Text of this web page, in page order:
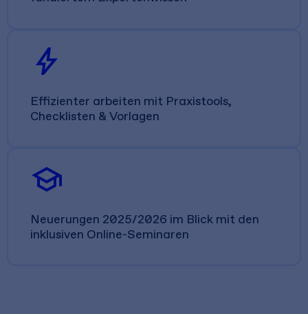
bolt
Effizienter arbeiten mit Praxistools,
Checklisten & Vorlagen
school
Neuerungen 2025/2026 im Blick mit den
inklusiven Online-Seminaren